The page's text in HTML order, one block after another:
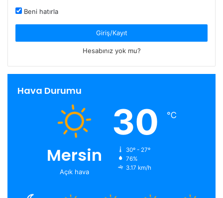
Beni hatırla
Giriş/Kayıt
Hesabınız yok mu?
Hava Durumu
Mersin
Açık hava
30 ℃
30º - 27º
76%
3.17 km/h